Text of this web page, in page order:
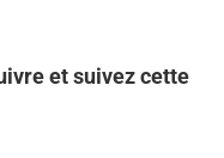
et suivez cette